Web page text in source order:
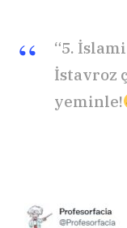
“5.
İstavroz
yeminle!